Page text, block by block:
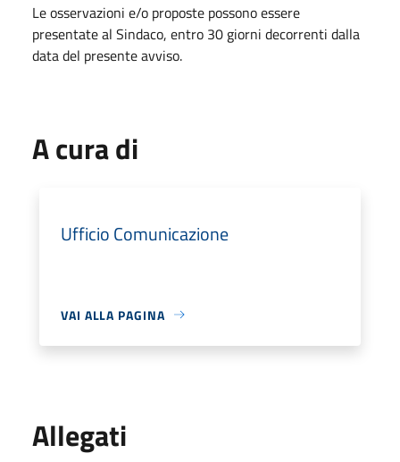
Le osservazioni e/o proposte possono essere
presentate al Sindaco, entro 30 giorni decorrenti dalla
data del presente avviso.
A cura di
Ufficio Comunicazione
VAI ALLA PAGINA
Allegati